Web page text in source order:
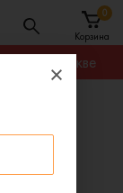
Корзина
0
в Москве